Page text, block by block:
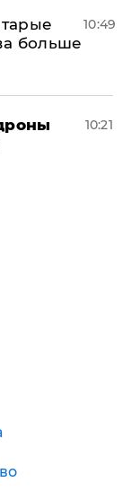
больше
10:49
10:21